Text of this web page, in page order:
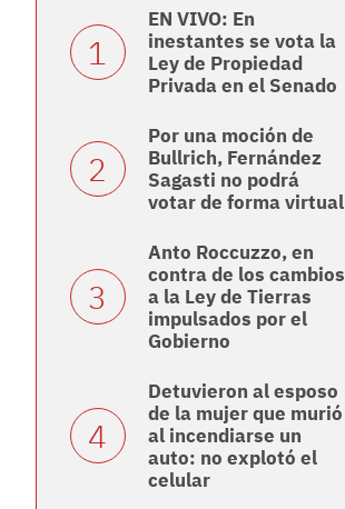
EN VIVO: En
inestantes se vota la
Ley de Propiedad
Privada en el Senado
Por una moción de
Bullrich, Fernández
Sagasti no podrá
votar de forma virtual
Anto Roccuzzo, en
contra de los cambios
a la Ley de Tierras
impulsados por el
Gobierno
Detuvieron al esposo
de la mujer que murió
al incendiarse un
auto: no explotó el
celular